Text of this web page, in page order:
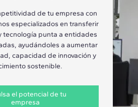
de tu empresa con
especializados en transferir
tecnología punta a entidades
ayudándoles a aumentar
capacidad de innovación y
sostenible.
el potencial de tu
empresa